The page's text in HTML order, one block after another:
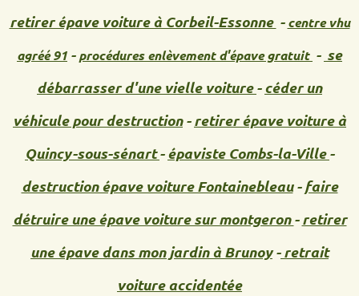
retirer épave voiture à Corbeil-Essonne -centre vhu
agréé 91 -procédures enlèvement d'épave gratuit - se
débarrasser d'une vielle voiture-céder un
véhicule pour destruction-retirer épave voiture à
Quincy-sous-sénart-épaviste Combs-la-Ville-
destruction épave voiture Fontainebleau-faire
détruire une épave voiture sur montgeron-retirer
une épave dans mon jardin à Brunoy-retrait
voiture accidentée